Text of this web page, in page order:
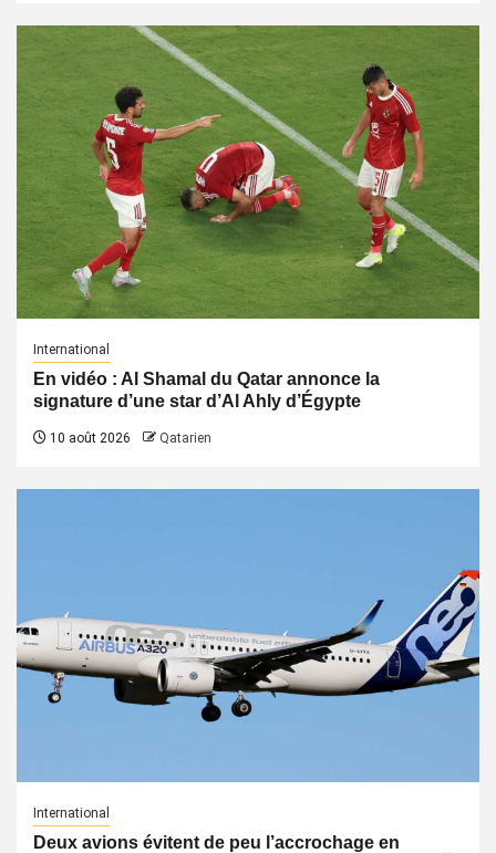
International
En vidéo : Al Shamal du Qatar annonce la
signature d’une star d’Al Ahly d’Égypte
10 août 2026 Qatarien
International
Deux avions évitent de peu l’accrochage en